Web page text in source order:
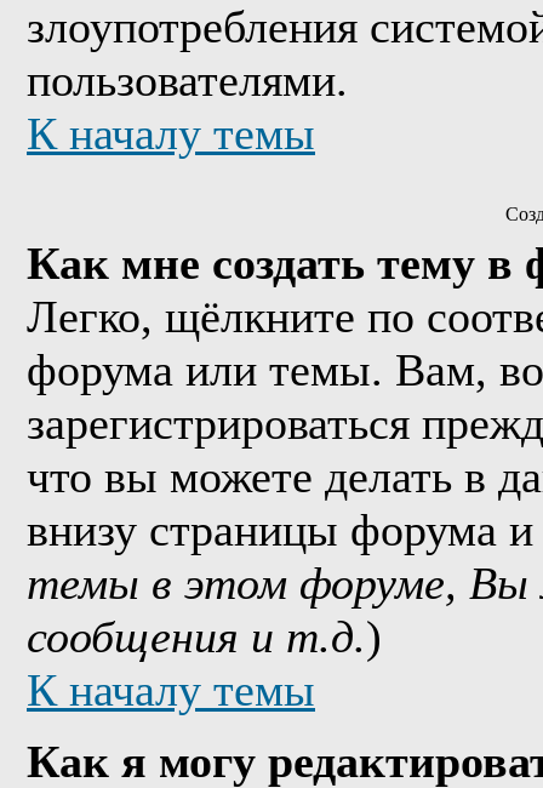
злоупотребления
пользователями.
К началу темы
Как мне создать тему в
Легко, щёлкните по
форума или темы. Вам,
зарегистрироваться
что вы можете делать в
внизу страницы форума
темы в этом форуме,
сообщения и т.д.)
К началу темы
Как я могу